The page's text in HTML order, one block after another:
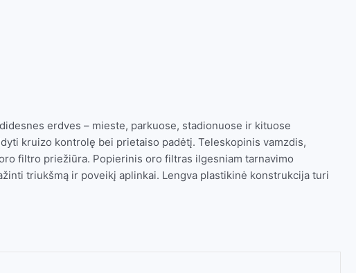
erdves – mieste, parkuose, stadionuose ir kituose
kruizo kontrolę bei prietaiso padėtį. Teleskopinis vamzdis,
filtro priežiūra. Popierinis oro filtras ilgesniam tarnavimo
triukšmą ir poveikį aplinkai. Lengva plastikinė konstrukcija turi